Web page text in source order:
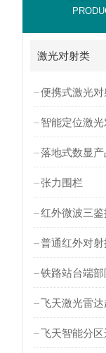
激光对射类
便携式激光对
智能定位激
落地式数显产
张力围栏
红外微波三鉴
普通红外对射
飞天激光雷